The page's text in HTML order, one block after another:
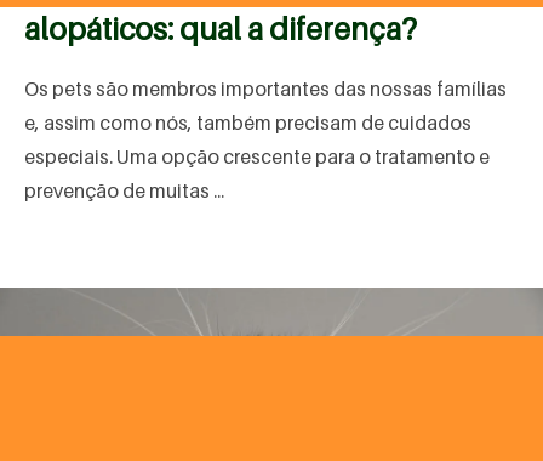
alopáticos: qual a diferença?
Os pets são membros importantes das nossas famílias
e, assim como nós, também precisam de cuidados
especiais. Uma opção crescente para o tratamento e
prevenção de muitas ...